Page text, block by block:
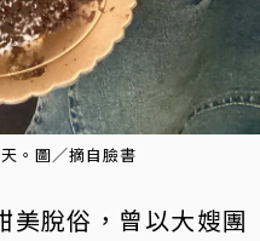
。圖／摘自臉書
美脫俗，曾以大嫂團